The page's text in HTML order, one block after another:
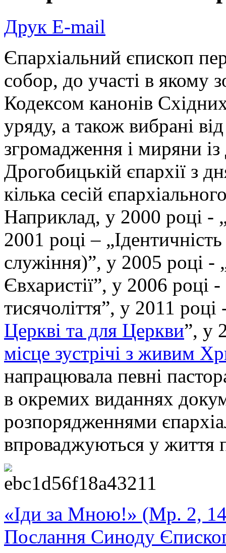
Друк E-mail
Єпархіальний єпископ
собор, до участі в якому
Кодексом канонів
уряду, а також вибрані
згромадження і миряни
Дрогобицькій єпархії з
кілька сесій
Наприклад, у 2000 році -
2001 році –
служіння)”, у 2005 році -
Євхаристії”, у 2006 році
тисячоліття”, у 2011 році
Церкві та для Церкви”, у
місце зустрічі з живим
напрацювала певні
в окремих виданнях
розпорядженнями
впроваджуються у життя
«Іди за Мною!» (Мр. 2,
Послання Синоду